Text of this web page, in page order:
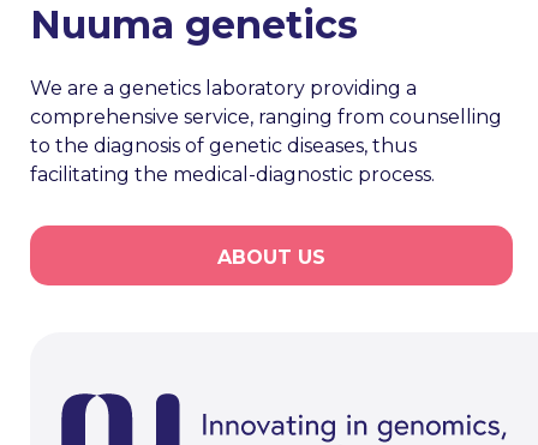
Nuuma genetics
We are a genetics laboratory providing a
comprehensive service, ranging from counselling
to the diagnosis of genetic diseases, thus
facilitating the medical-diagnostic process.
ABOUT US